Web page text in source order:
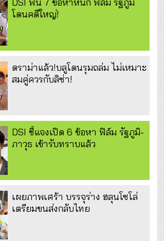
DSI ฟัน 7 ข้อหาหนัก ฟิล์ม รัฐภูมิ
โดนคดีใหญ่!
ดราม่าแล้ว!บลูโดนรุมถล่ม ไม่เหมาะ
สมคู่ควรกับลิซ่า!
DSI ชี้แจงเปิด 6 ข้อหา ฟิล์ม รัฐภูมิ-
ภาวุธ เข้ารับทราบแล้ว
เผยภาพเศร้า บรรจุร่าง ฮลุนโซโล่
เตรียมขนส่งกลับไทย